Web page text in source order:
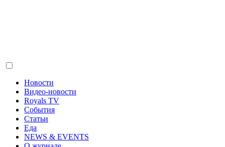
Новости
Видео-новости
Royals TV
События
Статьи
Еда
NEWS & EVENTS